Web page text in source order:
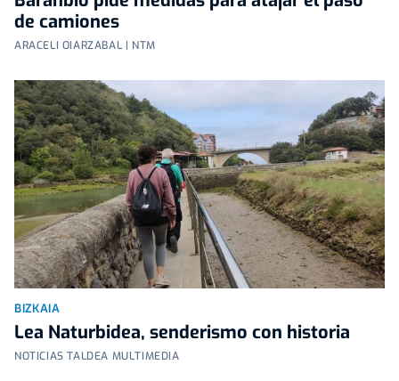
de camiones
ARACELI OIARZABAL | NTM
BIZKAIA
Lea Naturbidea, senderismo con historia
NOTICIAS TALDEA MULTIMEDIA